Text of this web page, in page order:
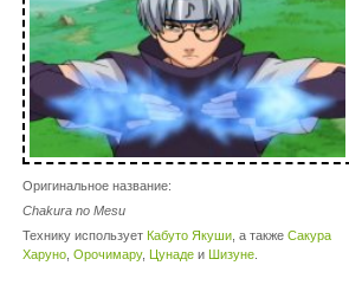
Оригинальное название:
Chakura no Mesu
Технику использует Кабуто Якуши, а такжеСакура
Харуно,Орочимару, Цунаде и Шизуне.